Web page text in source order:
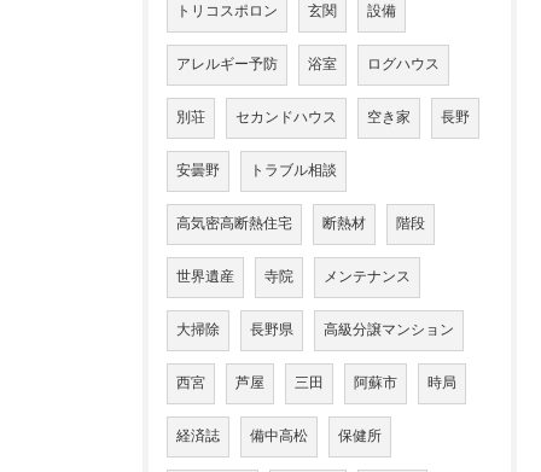
トリコスポロン 玄関 設備
アレルギー予防 浴室 ログハウス
別荘 セカンドハウス 空き家 長野
安曇野 トラブル相談
高気密高断熱住宅 断熱材 階段
世界遺産 寺院 メンテナンス
大掃除 長野県 高級分譲マンション
西宮 芦屋 三田 阿蘇市 時局
経済誌 備中高松 保健所